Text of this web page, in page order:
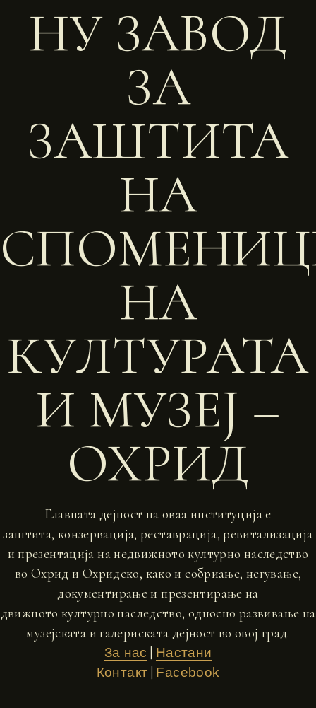
НУ ЗАВОД
ЗА
ЗАШТИТА
НА
НА
КУЛТУРАТА
И МУЗЕЈ –
ОХРИД
Главната дејност на оваа институција е
заштита, конзервација, реставрација, ревитализација
и презентација на недвижното културно наследство
во Охрид и Охридско, како и собриање, негување,
документирање и презентирање на
движното културно наследство, односно развивање на
музејската и галериската дејност во овој град.
За нас
Настани
Контакт
Facebook